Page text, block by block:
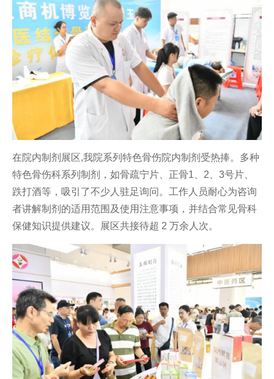
在院内制剂展区,我院系列特色骨伤院内制剂受热捧。多种
特色骨伤科系列制剂，如骨疏宁片、正骨1、2、3号片、
跌打酒等，吸引了不少人驻足询问。工作人员耐心为咨询
者讲解制剂的适用范围及使用注意事项，并结合常见骨科
保健知识提供建议。展区共接待超 2 万余人次。